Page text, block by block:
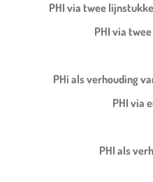
PHI via twee
PHI via
PHi als verhouding
PHI via
PHI als